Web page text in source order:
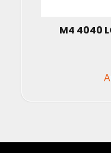
M4 4040